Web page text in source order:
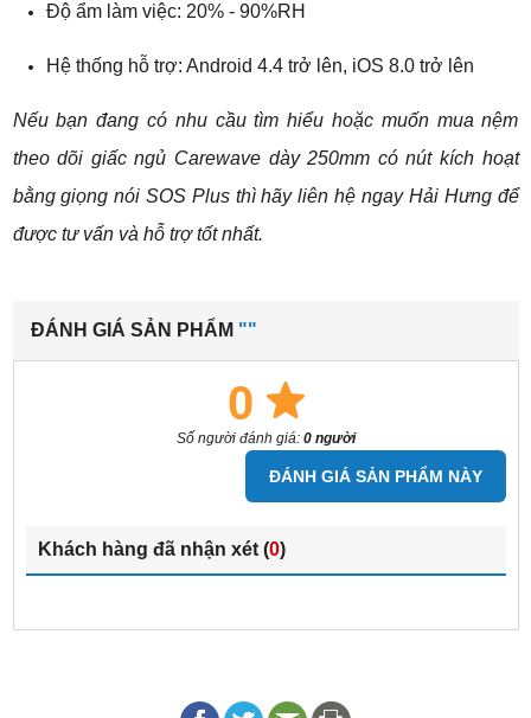
Độ ẩm làm việc: 20% - 90%RH
Hệ thống hỗ trợ: Android 4.4 trở lên, iOS 8.0 trở lên
Nếu bạn đang có nhu cầu tìm hiểu hoặc muốn mua nệm
theo dõi giấc ngủ Carewave dày 250mm có nút kích hoạt
bằng giọng nói SOS Plus thì hãy liên hệ ngay Hải Hưng để
được tư vấn và hỗ trợ tốt nhất.
ĐÁNH GIÁ SẢN PHẨM ""
0
Số người đánh giá: 0 người
ĐÁNH GIÁ SẢN PHẨM NÀY
Khách hàng đã nhận xét (0)